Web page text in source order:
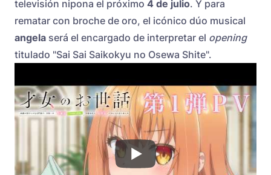
televisión nipona el próximo 4 de julio. Y para
rematar con broche de oro, el icónico dúo musical
angela será el encargado de interpretar el opening
titulado "Sai Sai Saikokyu no Osewa Shite".